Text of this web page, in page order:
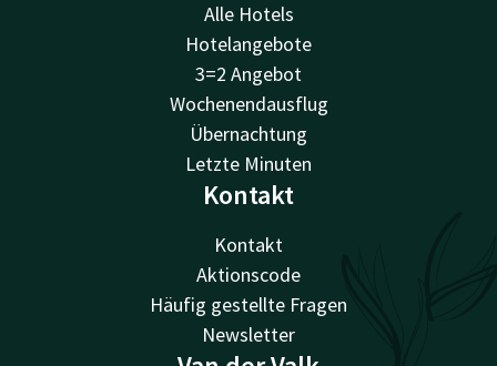
Alle Hotels
Hotelangebote
3=2 Angebot
Wochenendausflug
Übernachtung
Letzte Minuten
Kontakt
Kontakt
Aktionscode
Häufig gestellte Fragen
Newsletter